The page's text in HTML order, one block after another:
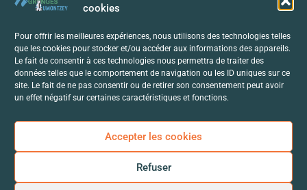
cookies
Pour offrir les meilleures expériences, nous utilisons des technologies telles
que les cookies pour stocker et/ou accéder aux informations des appareils.
Le fait de consentir à ces technologies nous permettra de traiter des
données telles que le comportement de navigation ou les ID uniques sur ce
site. Le fait de ne pas consentir ou de retirer son consentement peut avoir
un effet négatif sur certaines caractéristiques et fonctions.
Accepter les cookies
Refuser
Mentions Légales | RGPD
Politique De Confidentialité
Contact